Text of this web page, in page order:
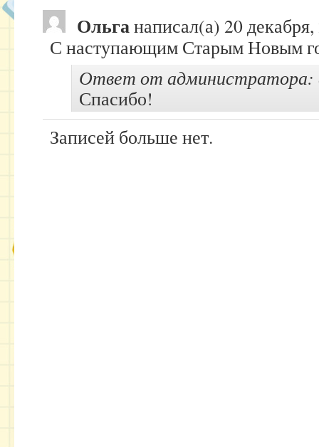
Ольганаписал(а) 20
С наступающим Старым Новым
Ответ от администратора:
Спасибо!
Записей больше нет.